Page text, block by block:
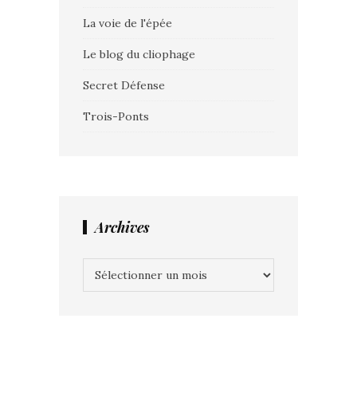
La voie de l'épée
Le blog du cliophage
Secret Défense
Trois-Ponts
Archives